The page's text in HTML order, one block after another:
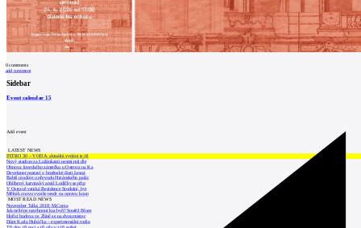
0comments
add comment
Sidebar
Event calendar15
Add event
LATEST NEWS
INTRO 30 – VODA: aktuální vydání je již
Nový stadion za Lužánkami nesmí mít dle
Obnova loveckého zámečku u Ostrova na Ka
Developer postaví v brněnské části Lesná
Babiš uvažuje o převodu Hrzánského palác
Oblíbený karvinský areál Lodičky se přip
V Ostravě vzniká Rezidence Stodolní, byt
Mělník znovu vypíše tendr na opravu koup
MOST READ NEWS
November Talks 2018: M.Corea
Jak nejlépe navrhnout kuchyň? Soutěž Blum
Hořící budova ve Zlíně se na dvou místec
Dům Karla Hubáčka – experimentální rodin
Tři dny, tři noci a tři vily v záři světel